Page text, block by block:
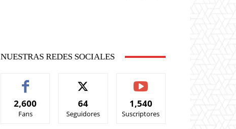
NUESTRAS REDES SOCIALES
2,600
Fans
64
Seguidores
1,540
Suscriptores